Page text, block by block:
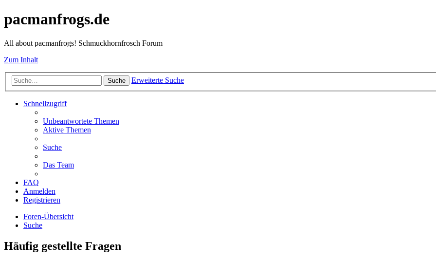
pacmanfrogs.de
All about pacmanfrogs! Schmuckhornfrosch Forum
Zum Inhalt
Suche Erweiterte Suche
Schnellzugriff
Unbeantwortete Themen
Aktive Themen
Suche
Das Team
FAQ
Anmelden
Registrieren
Foren-Übersicht
Suche
Häufig gestellte Fragen